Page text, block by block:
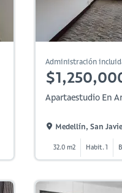
Administración
Apartaestudio En
Medellín, San
32.0 m2 Habit. 1